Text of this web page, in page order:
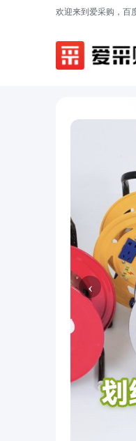
欢迎来到爱采购，百
‹